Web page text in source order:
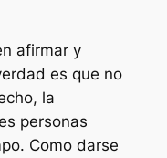
afirmar y
es que no
la
personas
Como darse